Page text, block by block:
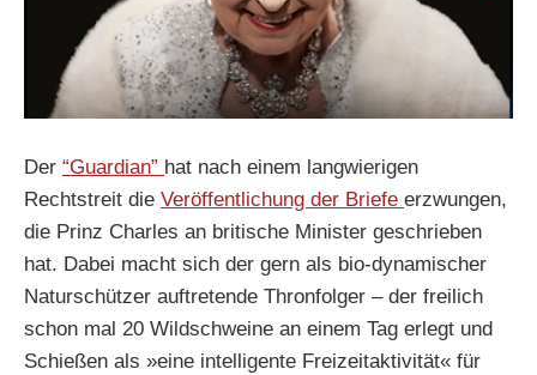
Der “Guardian” hat nach einem langwierigen
Rechtstreit die Veröffentlichung der Briefe erzwungen,
die Prinz Charles an britische Minister geschrieben
hat. Dabei macht sich der gern als bio-dynamischer
Naturschützer auftretende Thronfolger – der freilich
schon mal 20 Wildschweine an einem Tag erlegt und
Schießen als »eine intelligente Freizeitaktivität« für